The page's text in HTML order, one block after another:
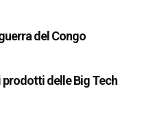
del Congo
prodotti delle Big Tech